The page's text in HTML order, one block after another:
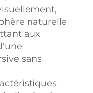
naturelle
aux
sans